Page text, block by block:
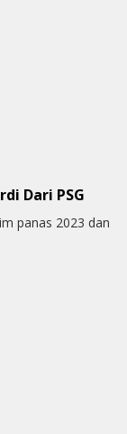
Dari PSG
panas 2023 dan